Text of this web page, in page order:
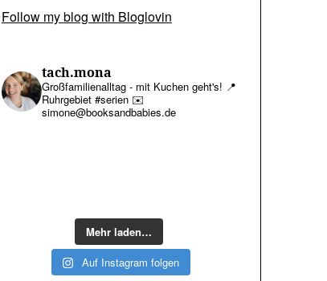
Follow my blog with Bloglovin
tach.mona
Großfamilienalltag - mit Kuchen geht's! 📍
Ruhrgebiet #serien ✉️
simone@booksandbabies.de
Mehr laden…
Auf Instagram folgen